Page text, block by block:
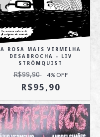
A ROSA MAIS VERMELHA
DESABROCHA - LIV
STRÖMQUIST
R$99,90 4% OFF
R$95,90